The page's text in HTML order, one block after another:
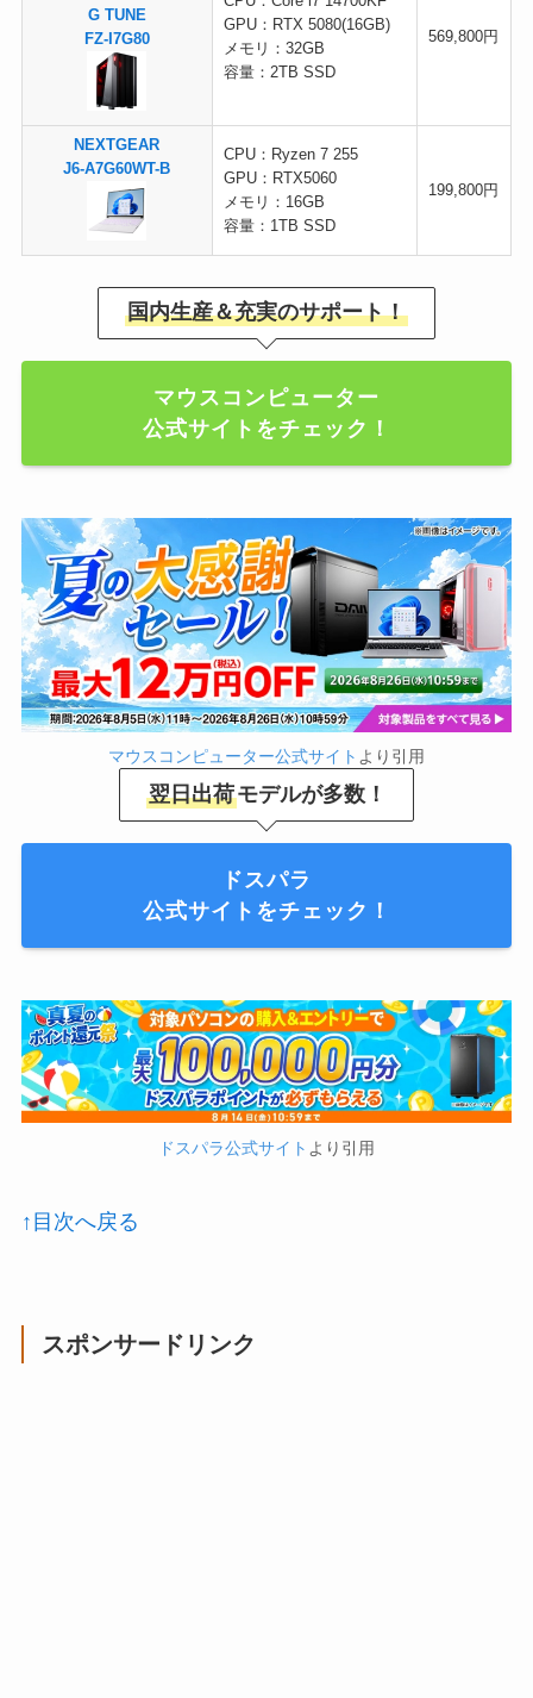
G TUNE
FZ-I7G80
GPU：RTX 5080(16GB)
メモリ：32GB
容量：2TB SSD
569,800円
NEXTGEAR
J6-A7G60WT-B
CPU：Ryzen 7 255
GPU：RTX5060
メモリ：16GB
容量：1TB SSD
199,800円
国内生産＆充実のサポート！
マウスコンピューター
公式サイトをチェック！
マウスコンピューター公式サイト より引用
翌日出荷モデルが多数！
ドスパラ
公式サイトをチェック！
ドスパラ公式サイト より引用
↑目次へ戻る
スポンサードリンク